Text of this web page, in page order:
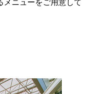
ニューをご用意して